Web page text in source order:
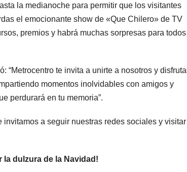
la medianoche para permitir que los visitantes
el emocionante show de «Que Chilero» de TV
premios y habrá muchas sorpresas para
“Metrocentro te invita a unirte a nosotros y
momentos inolvidables con amigos y
perdurará en tu memoria”.
a seguir nuestras redes sociales y visitar
la dulzura de la Navidad!